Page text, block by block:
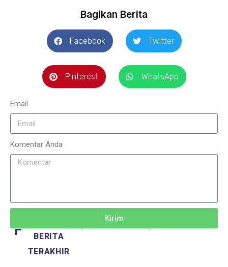
Bagikan Berita
Facebook Twitter
Pinterest WhatsApp
Email
Komentar Anda
Kirim
BERITA
TERAKHIR